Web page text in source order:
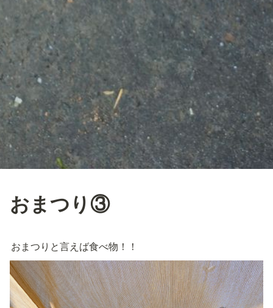
おまつり③
おまつりと言えば食べ物！！